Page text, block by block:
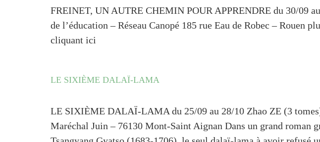
FREINET, UN AUTRE CHEMIN POUR APPRENDRE du 30/09
de l’éducation – Réseau Canopé 185 rue Eau de Robec – Rouen
cliquant ici
LE SIXIÈME DALAÏ-LAMA
LE SIXIÈME DALAÏ-LAMA du 25/09 au 28/10 Zhao ZE (3
Maréchal Juin – 76130 Mont-Saint Aignan Dans un grand roman